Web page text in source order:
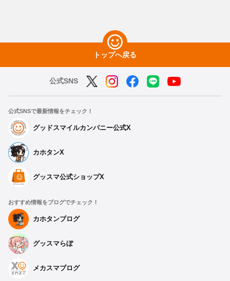
トップへ戻る
公式SNS
公式SNSで最新情報をチェック！
グッドスマイルカンパニー公式X
カホタンX
グッスマ公式ショップX
おすすめ情報をブログでチェック！
カホタンブログ
グッスマらぼ
メカスマブログ